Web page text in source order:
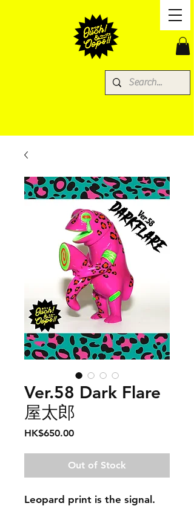
Ver.58 Dark Flare
屋太郎
HK$650.00Price
Out of Stock
Leopard print is the signal.